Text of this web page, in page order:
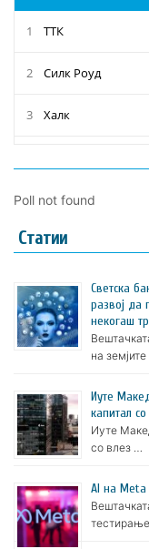
Poll not found
Статии
Светска
развој да
некогаш
на земјите
Иуте
капитал
Иуте
со влез …
AI на Meta